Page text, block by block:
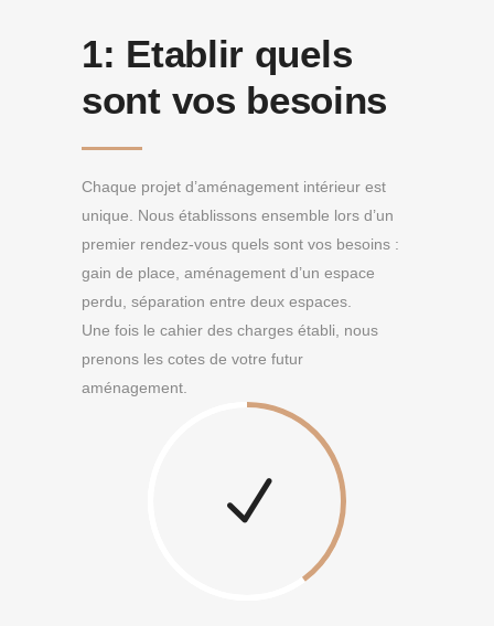
1: Etablir quels
sont vos besoins
Chaque projet d’aménagement intérieur est
unique. Nous établissons ensemble lors d’un
premier rendez-vous quels sont vos besoins :
gain de place, aménagement d’un espace
perdu, séparation entre deux espaces.
Une fois le cahier des charges établi, nous
prenons les cotes de votre futur
aménagement.